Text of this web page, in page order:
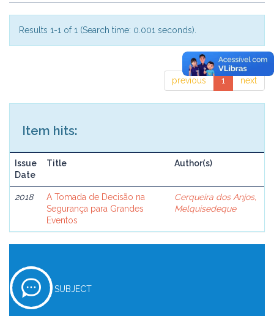
Results 1-1 of 1 (Search time: 0.001 seconds).
previous 1 next
Item hits:
Issue
Date
Title Author(s)
2018
A Tomada de Decisão na
Segurança para Grandes
Eventos
Cerqueira dos Anjos,
Melquisedeque
SUBJECT